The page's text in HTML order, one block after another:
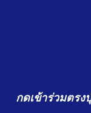
กดเข้าร่วมตรง